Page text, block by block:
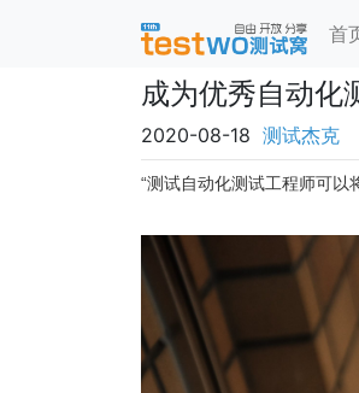
首
成为优秀自动化
2020-08-18 测试杰克
“测试自动化测试工程师可以